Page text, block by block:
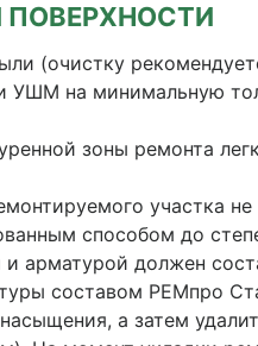
(очистку
УШМ на минимальную
зоны ремонта
участка
способом до
арматурой должен
составом РЕМпро
а затем